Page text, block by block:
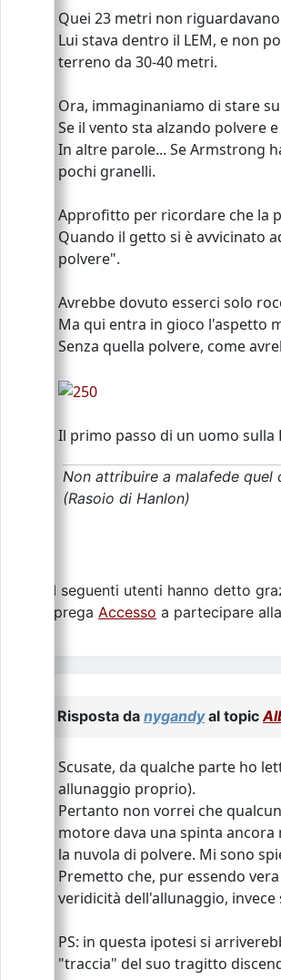
Quei 23 metri non
Lui stava dentro il LEM, e non
terreno da 30-40 metri.
Ora, immaginaniamo di stare
Se il vento sta alzando polvere
In altre parole... Se Armstrong
pochi granelli.
Approfitto per ricordare che la
Quando il getto si è avvicinato
polvere".
Avrebbe dovuto esserci solo
Ma qui entra in gioco l'aspetto
Senza quella polvere, come
Il primo passo di un uomo sulla
Non attribuire a malafede quel
(Rasoio di Hanlon)
I seguenti utenti hanno detto
Si prega Accesso a partecipare
Risposta da nygandyal topic
Scusate, da qualche parte ho
allunaggio proprio).
Pertanto non vorrei che
motore dava una spinta ancora
la nuvola di polvere. Mi sono
Premetto che, pur essendo
veridicità dell'allunaggio, invece
PS: in questa ipotesi si
"traccia" del suo tragitto